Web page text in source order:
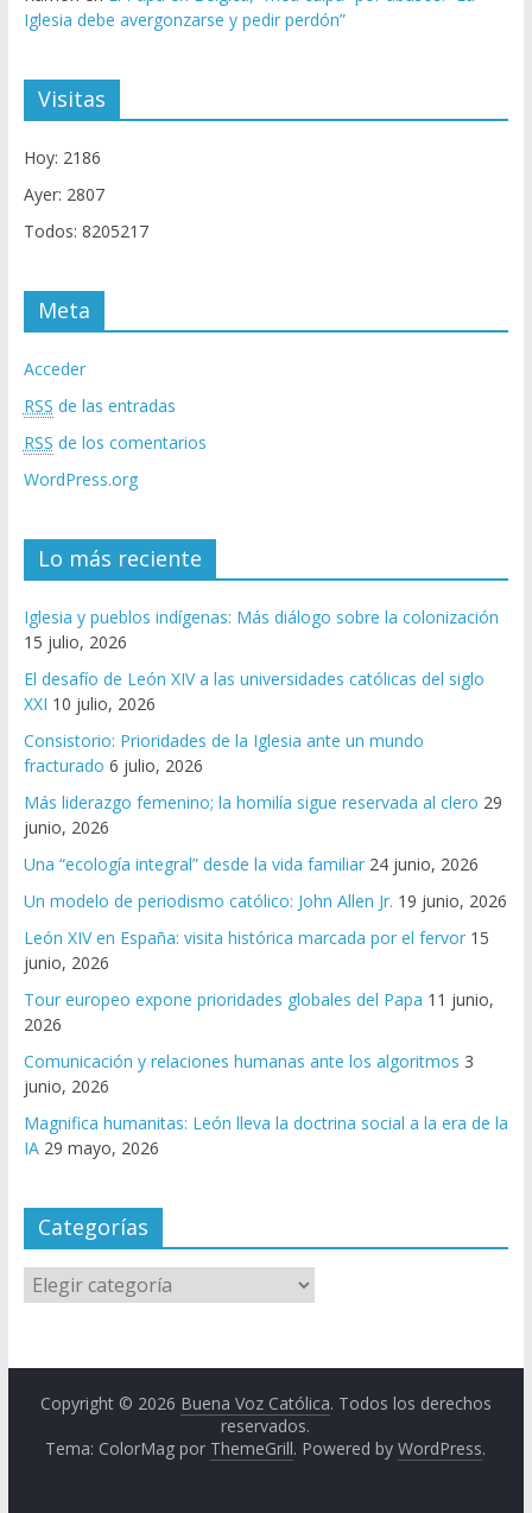
Iglesia debe avergonzarse y pedir perdón”
Visitas
Hoy: 2186
Ayer: 2807
Todos: 8205217
Meta
Acceder
RSS de las entradas
RSS de los comentarios
WordPress.org
Lo más reciente
Iglesia y pueblos indígenas: Más diálogo sobre la colonización
15 julio, 2026
El desafío de León XIV a las universidades católicas del siglo
XXI 10 julio, 2026
Consistorio: Prioridades de la Iglesia ante un mundo
fracturado 6 julio, 2026
Más liderazgo femenino; la homilía sigue reservada al clero 29
junio, 2026
Una “ecología integral” desde la vida familiar 24 junio, 2026
Un modelo de periodismo católico: John Allen Jr. 19 junio, 2026
León XIV en España: visita histórica marcada por el fervor 15
junio, 2026
Tour europeo expone prioridades globales del Papa 11 junio,
2026
Comunicación y relaciones humanas ante los algoritmos 3
junio, 2026
Magnifica humanitas: León lleva la doctrina social a la era de la
IA 29 mayo, 2026
Categorías
Copyright © 2026 Buena Voz Católica. Todos los derechos
reservados.
Tema: ColorMag por ThemeGrill. Powered byWordPress.